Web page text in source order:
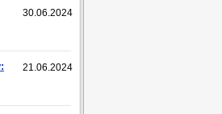
30.06.2024
21.06.2024